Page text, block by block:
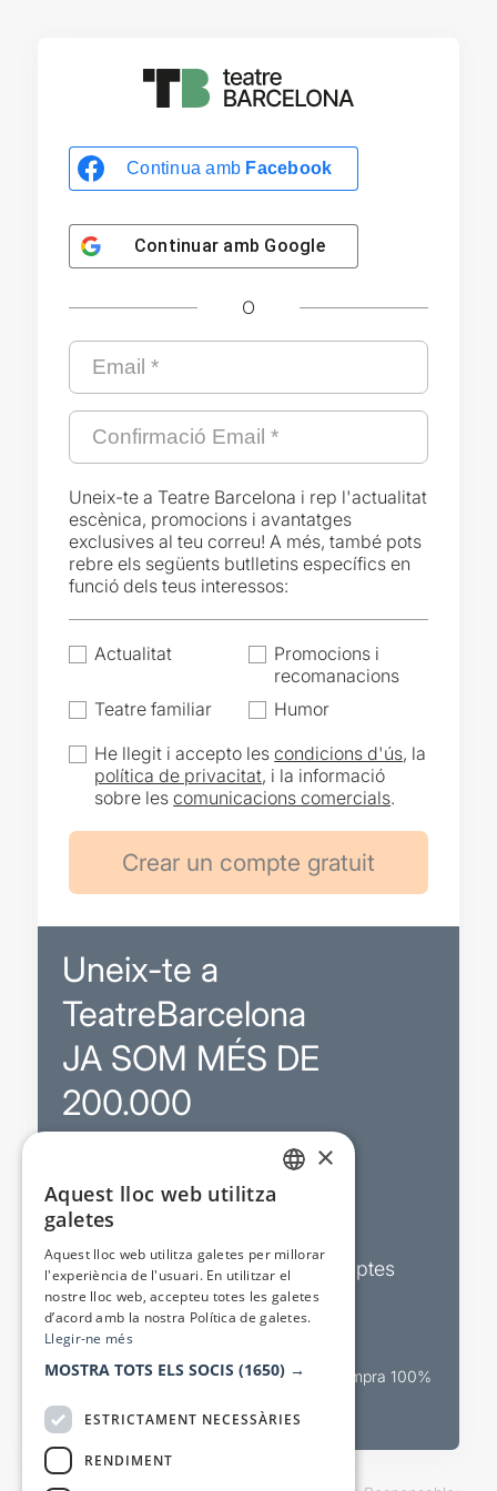
Continua amb Facebook
Continuar amb Google
O
Uneix-te a Teatre Barcelona i rep l'actualitat
escènica, promocions i avantatges
exclusives al teu correu! A més, també pots
rebre els següents butlletins específics en
funció dels teus interessos:
Actualitat
Promocions i
recomanacions
Teatre familiar
Humor
He llegit i accepto lescondicions d'ús, la
política de privacitat, i la informació
sobre lescomunicacions comercials.
Uneix-te a
TeatreBarcelona
JA SOM MÉS DE
200.000
Sortejos exclusius
Butlletins d’actualitat i descomptes
Valora espectacles
Canal oficial de venda teatral Compra 100%
×
Aquest lloc web utilitza
galetes
Aquest lloc web utilitza galetes per millorar
l'experiència de l'usuari. En utilitzar el
nostre lloc web, accepteu totes les galetes
d’acord amb la nostra Política de galetes.
Llegir-ne més
MOSTRA TOTS ELS SOCIS (1650) →
ESTRICTAMENT NECESSÀRIES
RENDIMENT